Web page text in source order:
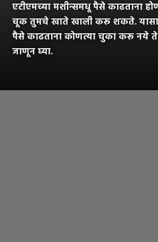
एटीएमच्या मशीन्समधू पैसे काढताना
चूक तुमचे खाते खाली करू शकते.
पैसे काढताना कोणत्या चुका करू नये ते
जाणून घ्या.